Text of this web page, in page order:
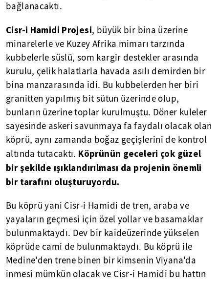
bağlanacaktı.
Cisr-i Hamidi Projesi, büyük bir bina üzerine
minarelerle ve Kuzey Afrika mimarı tarzında
kubbelerle süslü, som kargir destekler arasında
kurulu, çelik halatlarla havada asılı demirden bir
bina manzarasında idi. Bu kubbelerden her biri
granitten yapılmış bit sütun üzerinde olup,
bunların üzerine toplar kurulmuştu. Döner kuleler
sayesinde askeri savunmaya fa faydalı olacak olan
köprü, aynı zamanda boğaz geçişlerini de kontrol
altında tutacaktı. Köprünün geceleri çok güzel
bir şekilde ışıklandırılması da projenin önemli
bir tarafını oluşturuyordu.
Bu köprü yani Cisr-i Hamidi de tren, araba ve
yayaların geçmesi için özel yollar ve basamaklar
bulunmaktaydı. Dev bir kaideüzerinde yükselen
köprüde cami de bulunmaktaydı. Bu köprü ile
Medine'den trene binen bir kimsenin Viyana'da
inmesi mümkün olacak ve Cisr-i Hamidi bu hattın